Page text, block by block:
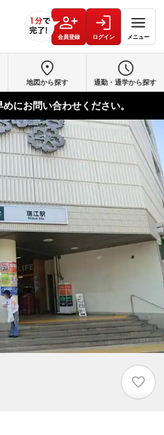
会員登録 ログイン メニュー
地図から探す 通勤・通学から探す
にお問い合わせください。
♡